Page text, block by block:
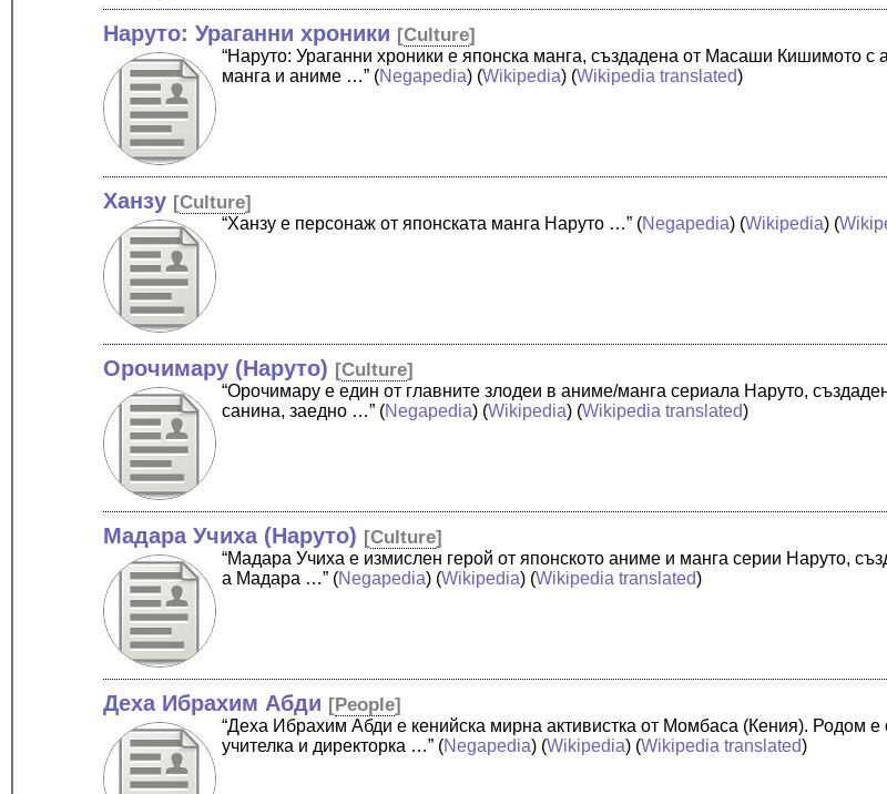
Наруто: Ураганни хроники [Culture]
“Наруто: Ураганни хроники е японска манга, създадена от Масаши Кишимото
манга и аниме …” (Negapedia) (Wikipedia) (Wikipedia translated)
Ханзу [Culture]
“Ханзу е персонаж от японската манга Наруто …” (Negapedia) (Wikipedia) (
Орочимару (Наруто) [Culture]
“Орочимару е един от главните злодеи в аниме/манга сериала Наруто,
санина, заедно …” (Negapedia) (Wikipedia) (Wikipedia translated)
Мадара Учиха (Наруто) [Culture]
“Мадара Учиха е измислен герой от японското аниме и манга серии Наруто,
а Мадара …” (Negapedia) (Wikipedia) (Wikipedia translated)
Деха Ибрахим Абди [People]
“Деха Ибрахим Абди е кенийска мирна активистка от Момбаса (Кения). Родом
учителка и директорка …” (Negapedia) (Wikipedia) (Wikipedia translated)